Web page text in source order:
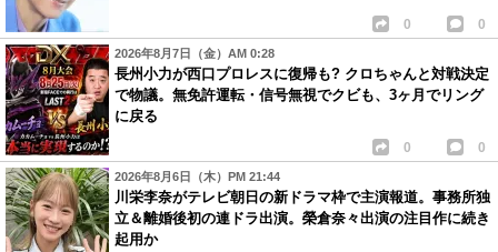
0 0
2026年8月7日（金）AM 0:28
長州小力が西口プロレスに復帰も? クロちゃんと対戦決定
で物議。無免許運転・信号無視でクビも、3ヶ月でリング
に戻る
0 0
2026年8月6日（木）PM 21:44
川栄李奈がテレビ朝日の新ドラマ枠で主演報道。事務所独
立＆離婚後初の連ドラ出演。榮倉奈々出演の注目作に続き
起用か